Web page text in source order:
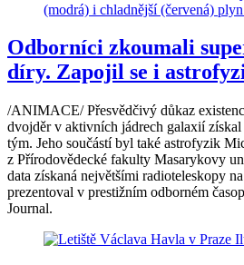
Odborníci zkoumali
díry. Zapojil se i
/ANIMACE/ Přesvědčivý důkaz
dvojděr v aktivních jádrech galaxií
tým. Jeho součástí byl také astrofyzik
z Přírodovědecké fakulty Masarykovy
data získaná největšími radioteleskopy
prezentoval v prestižním odborném
Journal.